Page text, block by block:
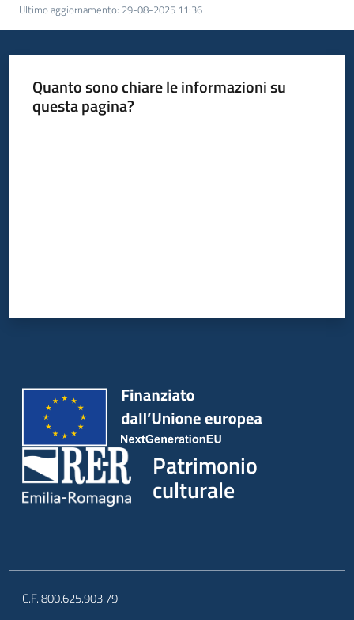
Ultimo aggiornamento: 29-08-2025 11:36
Quanto sono chiare le informazioni su
questa pagina?
Patrimonio
culturale
C.F. 800.625.903.79